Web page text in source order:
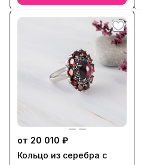
от 20 010 ₽
Кольцо из серебра с